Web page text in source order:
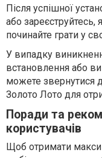
Після успішної
або зареєструйтесь,
починайте грати у
У випадку
встановлення або
можете звернутися
Золото Лото для
Поради та
користувачів
Щоб отримати